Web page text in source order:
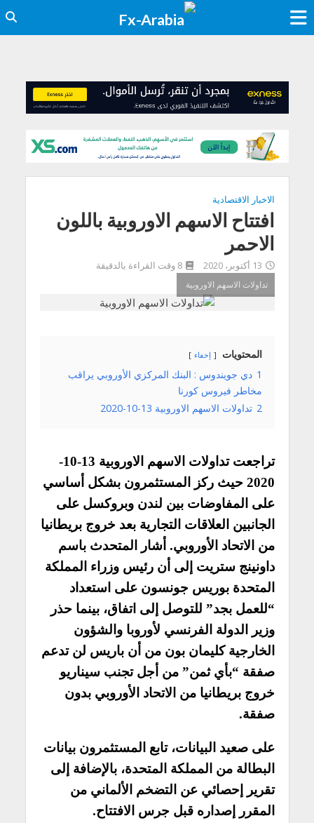
الاخبار الاقتصادية
افتتاح الاسهم الاوروبية باللون
الاحمر
13 أكتوبر، 2020
8 وقت القراءة بالدقيقة
تداولات الاسهم الاوروبية
المحتويات إخفاء
1 دي جويندوس : البنك المركزي الأوروبي يراقب
مخاطر فيروس كورنا
2 تداولات الاسهم الاوروبية 13-10-2020
تراجعت تداولات الاسهم الاوروبية 13-10-
2020 حيث ركز المستثمرون بشكل أساسي
على المفاوضات بين لندن وبروكسل على
الجانبين العلاقات التجارية بعد خروج بريطانيا
من الاتحاد الأوروبي. أشار المتحدث باسم
داونينج ستريت إلى أن رئيس وزراء المملكة
المتحدة بوريس جونسون على استعداد
“للعمل بجد” للتوصل إلى اتفاق، بينما حذر
وزير الدولة الفرنسي لأوروبا والشؤون
الخارجية كليمان بون من أن باريس لن تدعم
صفقة “بأي ثمن” من أجل تجنب سيناريو
خروج بريطانيا من الاتحاد الأوروبي بدون
صفقة.
على صعيد البيانات، تابع المستثمرون بيانات
البطالة من المملكة المتحدة، بالإضافة إلى
تقرير إحصائي عن التضخم الألماني من
المقرر إصداره قبل جرس الافتتاح.